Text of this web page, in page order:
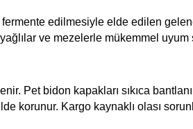
edilmesiyle elde edilen
ve mezelerle mükemmel uyum
Pet bidon kapakları sıkıca
korunur. Kargo kaynaklı olası